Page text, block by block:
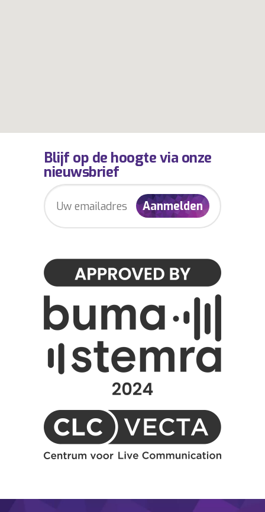
Blijf op de hoogte via onze
nieuwsbrief